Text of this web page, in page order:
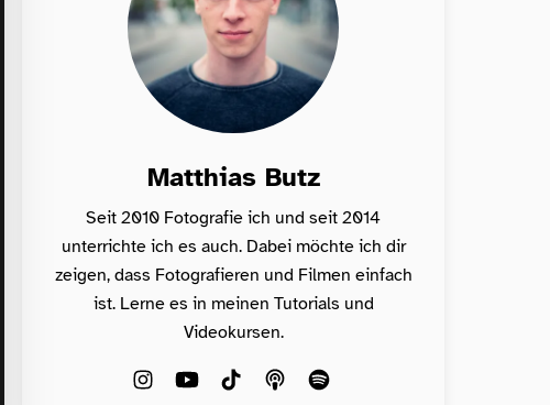
Matthias Butz
Seit 2010 Fotografie ich und seit 2014
unterrichte ich es auch. Dabei möchte ich dir
zeigen, dass Fotografieren und Filmen einfach
ist. Lerne es in meinen Tutorials und
Videokursen.